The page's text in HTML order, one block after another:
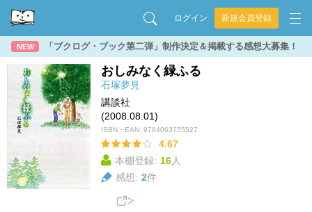
ログイン 新規会員登録
NEW 「ブクログ・ブック第二弾」制作決定＆掲載する感想大募集！
おしみなく緑ふる
石塚夢見
講談社
(2008.08.01)
ISBN・EAN: 9784063755527
4.67
本棚登録: 16人
感想: 2件